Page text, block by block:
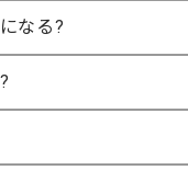
ある方へ
やスキルをお持ちであれば申
なる?